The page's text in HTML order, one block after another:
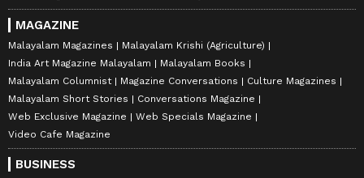
MAGAZINE
Malayalam Magazines
Malayalam Krishi (Agriculture)
India Art Magazine Malayalam
Malayalam Books
Malayalam Columnist
Magazine Conversations
Culture Magazines
Malayalam Short Stories
Conversations Magazine
Web Exclusive Magazine
Web Specials Magazine
Video Cafe Magazine
BUSINESS